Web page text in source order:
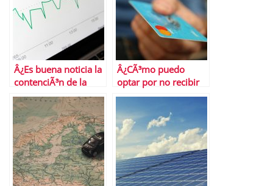
Â¿Es buena noticia la
contenciÃ³n de la
inflaciÃ³n
subyacente?
Â¿CÃ³mo puedo
optar por no recibir
ofertas de tarjetas de
crÃ©dito?